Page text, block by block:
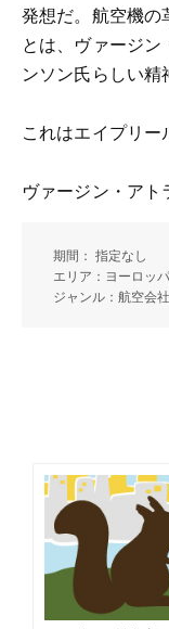
発想だ。航空機の
とは、ヴァージ
ンソン氏らしい精
これはエイプリー
ヴァージン・ア
期間： 指定なし
エリア：ヨーロッ
ジャンル：航空会